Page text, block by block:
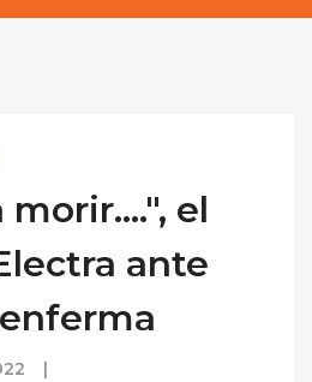
morir....", el
ante